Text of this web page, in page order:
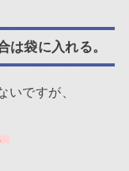
は袋に入れる。
いですが、